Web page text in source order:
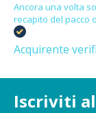
Ancora una volta
recapito del pacco
Acquirente
Iscriviti